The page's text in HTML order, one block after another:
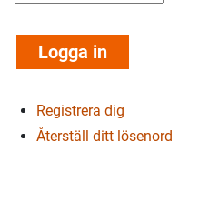
Registrera dig
Återställ ditt lösenord